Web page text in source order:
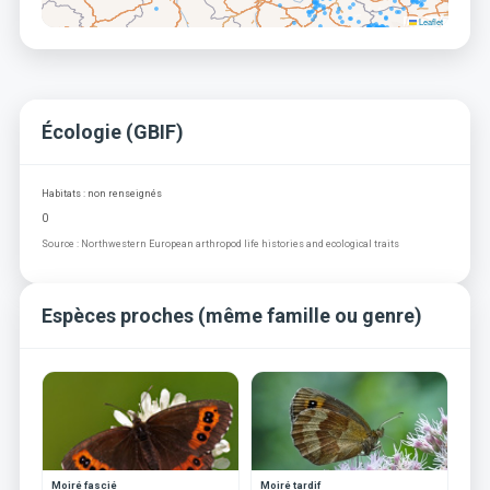
Leaflet
Écologie (GBIF)
Habitats : non renseignés
0
Source : Northwestern European arthropod life histories and ecological traits
Espèces proches (même famille ou genre)
Moiré fascié Moiré tardif